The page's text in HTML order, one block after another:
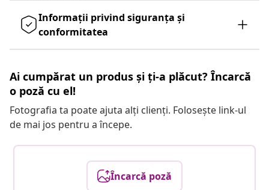
Informații privind siguranța și
conformitatea
Ai cumpărat un produs și ți-a plăcut? Încarcă
o poză cu el!
Fotografia ta poate ajuta alți clienți. Folosește link-ul
de mai jos pentru a începe.
Încarcă poză